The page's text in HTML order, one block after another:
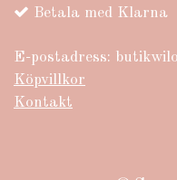
Betala med Klarna
E-postadress:
Köpvillkor
Kontakt